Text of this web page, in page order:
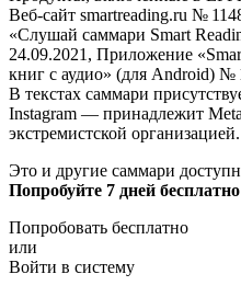
Веб-сайт smartreading.ru №
«Слушай саммари Smart
24.09.2021, Приложение
книг с аудио» (для Android) №
В текстах саммари
Instagram — принадлежит
экстремистской организацией.
Это и другие саммари
Попробуйте 7 дней бесплатно
Попробовать бесплатно
или
Войти в систему